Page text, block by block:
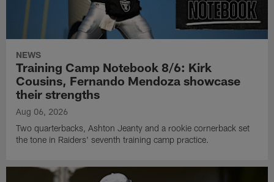
NEWS
Training Camp Notebook 8/6: Kirk
Cousins, Fernando Mendoza showcase
their strengths
Aug 06, 2026
Two quarterbacks, Ashton Jeanty and a rookie cornerback set
the tone in Raiders' seventh training camp practice.